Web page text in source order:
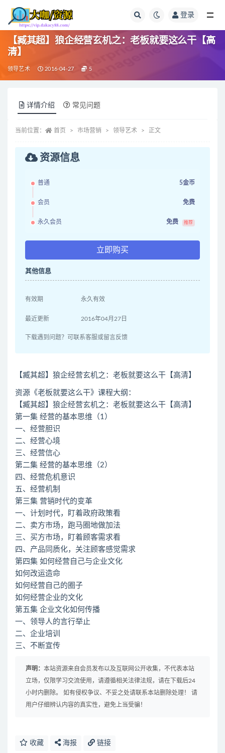
登录
【臧其超】狼企经营玄机之：老板就要这么干【高
清】
领导艺术 2016-04-27 5
详情介绍 常见问题
当前位置： 首页 市场营销 领导艺术 正文
资源信息
普通 5金币
会员 免费
永久会员 免费 推荐
立即购买
其他信息
有效期 永久有效
最近更新 2016年04月27日
下载遇到问题？可联系客服或留言反馈
【臧其超】狼企经营玄机之：老板就要这么干【高清】
资源《老板就要这么干》课程大纲：
【臧其超】狼企经营玄机之：老板就要这么干【高清】
第一集 经营的基本思维（1）
一、经营胆识
二、经营心境
三、经营信心
第二集 经营的基本思维（2）
四、经营危机意识
五、经营机制
第三集 营销时代的变革
一、计划时代，盯着政府政策看
二、卖方市场，跑马圈地做加法
三、买方市场，盯着顾客需求看
四、产品同质化，关注顾客感觉需求
第四集 如何经营自己与企业文化
如何改运造命
如何经营自己的圈子
如何经营企业的文化
第五集 企业文化如何传播
一、领导人的言行举止
二、企业培训
三、不断宣传
声明： 本站资源来自会员发布以及互联网公开收集，不代表本站
立场，仅限学习交流使用，请遵循相关法律法规，请在下载后24
小时内删除。 如有侵权争议、不妥之处请联系本站删除处理！ 请
用户仔细辨认内容的真实性，避免上当受骗！
收藏 海报 链接
全部